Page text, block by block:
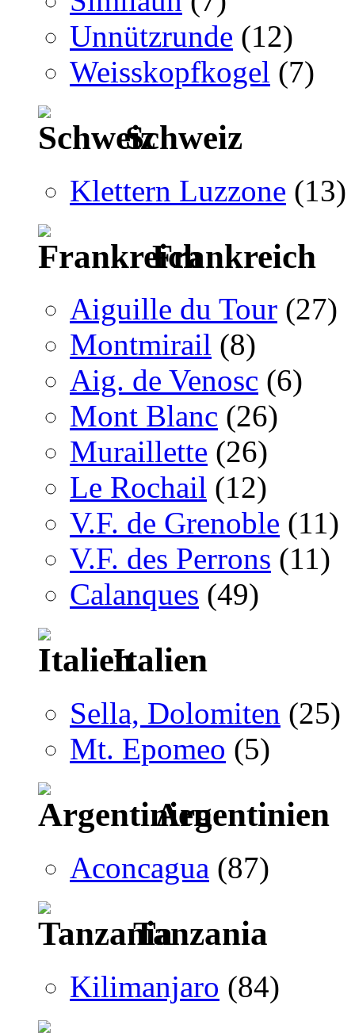
Unnützrunde (12)
Weisskopfkogel (7)
Schweiz
Klettern Luzzone (13)
Frankreich
Aiguille du Tour (27)
Montmirail (8)
Aig. de Venosc (6)
Mont Blanc (26)
Muraillette (26)
Le Rochail (12)
V.F. de Grenoble (11)
V.F. des Perrons (11)
Calanques (49)
Italien
Sella, Dolomiten (25)
Mt. Epomeo (5)
Argentinien
Aconcagua (87)
Tanzania
Kilimanjaro (84)